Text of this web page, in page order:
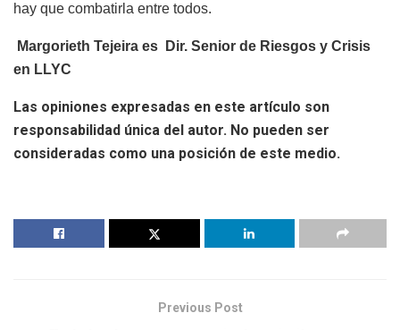
hay que combatirla entre todos.
Margorieth Tejeira es Dir. Senior de Riesgos y Crisis
en LLYC
Las opiniones expresadas en este artículo son
responsabilidad única del autor. No pueden ser
consideradas como una posición de este medio.
Previous Post